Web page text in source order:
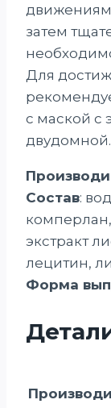
затем
Для
с маской с
двудомной.
Состав:
экстракт
лецитин,
Форма